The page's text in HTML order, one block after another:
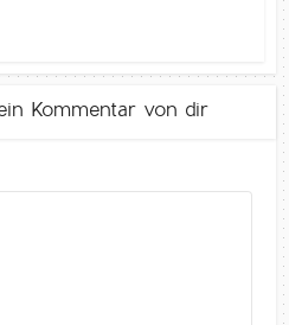
Kommentar von dir